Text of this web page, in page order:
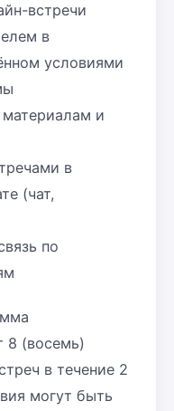
встречи
в
условиями
и
в
(чат,
по
8 (восемь)
в течение 2
могут быть